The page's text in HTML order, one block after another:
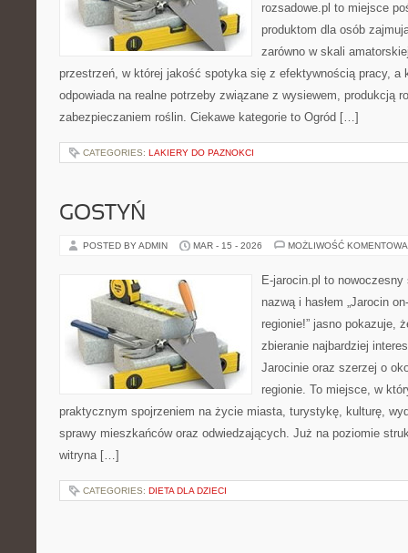
rozsadowe.pl to miejsce
produktom dla osób
zarówno w skali
przestrzeń, w której jakość spotyka się z efektywnością pracy, a
odpowiada na realne potrzeby związane z wysiewem, produkcją
zabezpieczaniem roślin. Ciekawe kategorie to Ogród […]
CATEGORIES: LAKIERY DO PAZNOKCI
GOSTYŃ
POSTED BY ADMIN MAR - 15 - 2026 MOŻLIWOŚĆ
E-jarocin.pl to
nazwą i hasłem „Jarocin
regionie!” jasno pokazuje,
zbieranie najbardziej
Jarocinie oraz szerzej o
regionie. To miejsce, w
praktycznym spojrzeniem na życie miasta, turystykę, kulturę,
sprawy mieszkańców oraz odwiedzających. Już na poziomie
witryna […]
CATEGORIES: DIETA DLA DZIECI